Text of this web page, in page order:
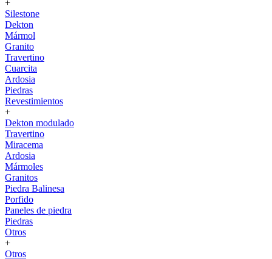
+
Silestone
Dekton
Mármol
Granito
Travertino
Cuarcita
Ardosia
Piedras
Revestimientos
+
Dekton modulado
Travertino
Miracema
Ardosia
Mármoles
Granitos
Piedra Balinesa
Porfido
Paneles de piedra
Piedras
Otros
+
Otros